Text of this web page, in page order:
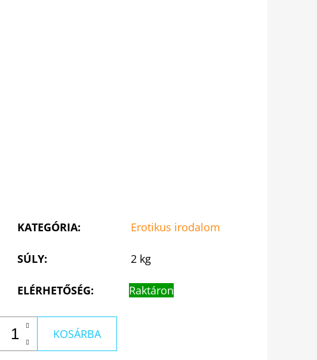
KATEGÓRIA: Erotikus irodalom
SÚLY: 2 kg
ELÉRHETŐSÉG: Raktáron
KOSÁRBA